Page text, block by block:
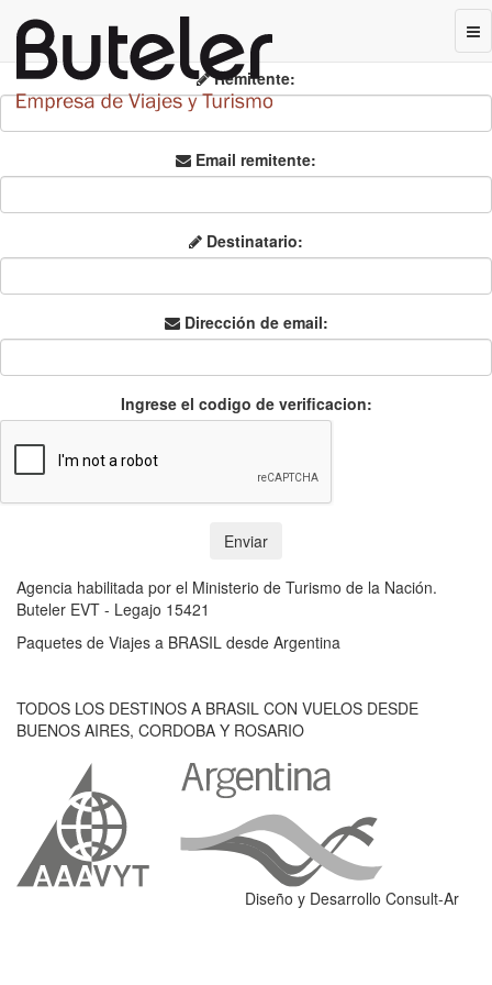
VIAJES A MACEIO DESDE BUENOS AIRES
Remitente:
Email remitente:
Destinatario:
Dirección de email:
Ingrese el codigo de verificacion:
Enviar
Agencia habilitada por el Ministerio de Turismo de la Nación.
Buteler EVT - Legajo 15421
Paquetes de Viajes a BRASIL desde Argentina
TODOS LOS DESTINOS A BRASIL CON VUELOS DESDE
BUENOS AIRES, CORDOBA Y ROSARIO
Diseño y Desarrollo Consult-Ar